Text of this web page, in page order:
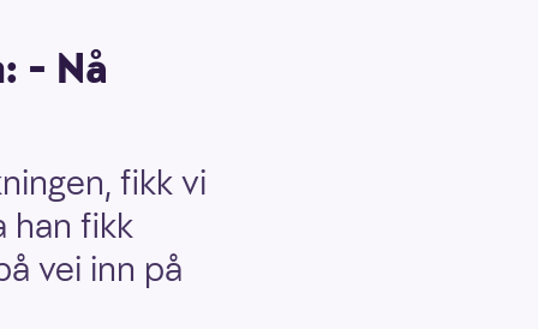
– Nå
fikk vi
han fikk
vei inn på